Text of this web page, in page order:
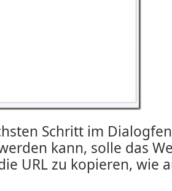
Schritt im
kann, solle das
URL zu kopieren, wie